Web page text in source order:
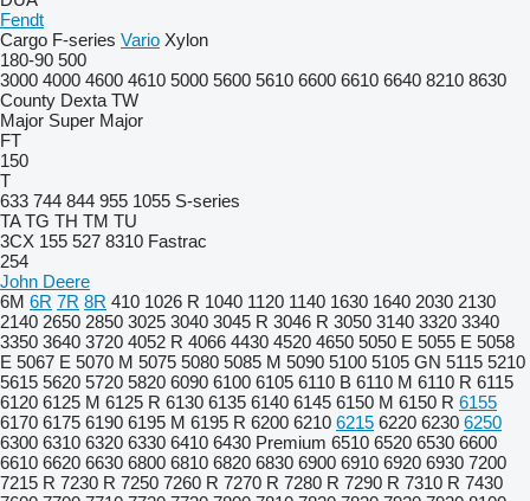
Fendt
Cargo F-series Vario Xylon
180-90 500
3000 4000 4600 4610 5000 5600 5610 6600 6610 6640 8210 8630
County Dexta TW
Major Super Major
FT
150
T
633 744 844 955 1055 S-series
TA TG TH TM TU
3CX 155 527 8310 Fastrac
254
John Deere
6M 6R 7R 8R 410 1026 R 1040 1120 1140 1630 1640 2030 2130
2140 2650 2850 3025 3040 3045 R 3046 R 3050 3140 3320 3340
3350 3640 3720 4052 R 4066 4430 4520 4650 5050 E 5055 E 5058
E 5067 E 5070 M 5075 5080 5085 M 5090 5100 5105 GN 5115 5210
5615 5620 5720 5820 6090 6100 6105 6110 B 6110 M 6110 R 6115
6120 6125 M 6125 R 6130 6135 6140 6145 6150 M 6150 R 6155
6170 6175 6190 6195 M 6195 R 6200 6210 6215 6220 6230 6250
6300 6310 6320 6330 6410 6430 Premium 6510 6520 6530 6600
6610 6620 6630 6800 6810 6820 6830 6900 6910 6920 6930 7200
7215 R 7230 R 7250 7260 R 7270 R 7280 R 7290 R 7310 R 7430